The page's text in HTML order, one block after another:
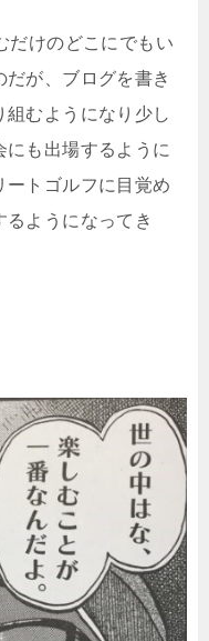
だけのどこにでもい
が、ブログを書き
むようになり少し
も出場するように
トゴルフに目覚め
ようになってき